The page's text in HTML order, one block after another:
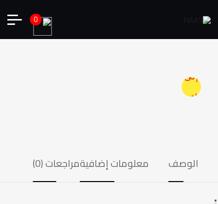
إلى
قائمة
الوصف معلومات إضافيةمراجعات (0)
0